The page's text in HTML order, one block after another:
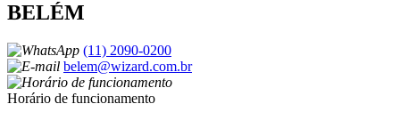
BELÉM
(11) 2090-0200
belem@wizard.com.br
Horário de funcionamento